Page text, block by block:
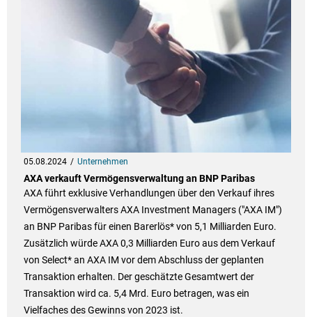
05.08.2024 Unternehmen
AXA verkauft Vermögensverwaltung an BNP Paribas
AXA führt exklusive Verhandlungen über den Verkauf ihres
Vermögensverwalters AXA Investment Managers ("AXA IM")
an BNP Paribas für einen Barerlös* von 5,1 Milliarden Euro.
Zusätzlich würde AXA 0,3 Milliarden Euro aus dem Verkauf
von Select* an AXA IM vor dem Abschluss der geplanten
Transaktion erhalten. Der geschätzte Gesamtwert der
Transaktion wird ca. 5,4 Mrd. Euro betragen, was ein
Vielfaches des Gewinns von 2023 ist.